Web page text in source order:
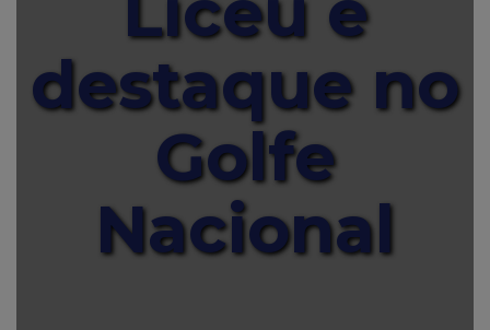
destaque no
Golfe
Nacional